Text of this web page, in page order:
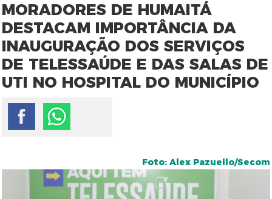
MORADORES DE HUMAITÁ
DESTACAM IMPORTÂNCIA DA
INAUGURAÇÃO DOS SERVIÇOS
DE TELESSAÚDE E DAS SALAS DE
UTI NO HOSPITAL DO MUNICÍPIO
Foto: Alex Pazuello/Secom